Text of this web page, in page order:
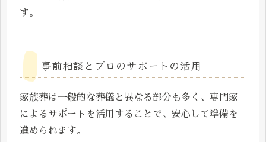
す。
事前相談とプロのサポートの活用
家族葬は一般的な葬儀と異なる部分も多く、専門家
によるサポートを活用することで、安心して準備を
進められます。